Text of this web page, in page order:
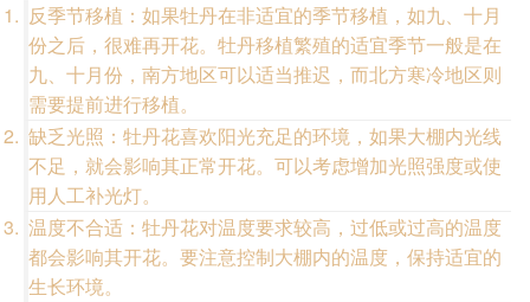
反季节移植：如果牡丹在非适宜的季节移植，如九、十月
份之后，很难再开花。牡丹移植繁殖的适宜季节一般是在
九、十月份，南方地区可以适当推迟，而北方寒冷地区则
需要提前进行移植。
缺乏光照：牡丹花喜欢阳光充足的环境，如果大棚内光线
不足，就会影响其正常开花。可以考虑增加光照强度或使
用人工补光灯。
温度不合适：牡丹花对温度要求较高，过低或过高的温度
都会影响其开花。要注意控制大棚内的温度，保持适宜的
生长环境。